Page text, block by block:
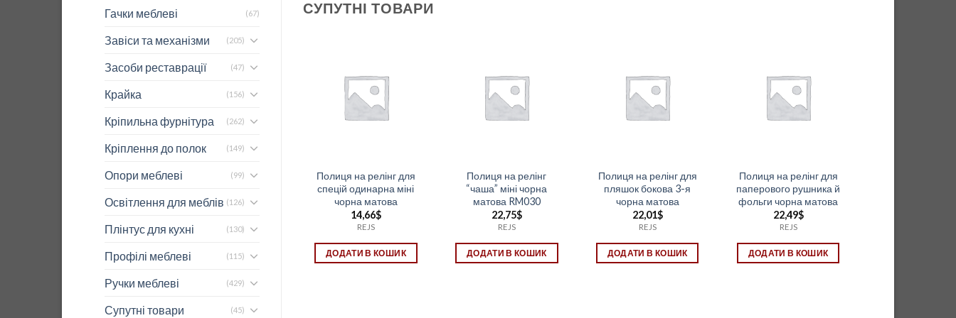
Гачки меблеві (67)
Завіси та механізми (205)
Засоби реставрації (47)
Крайка (156)
Кріпильна фурнітура (262)
Кріплення до полок (149)
Опори меблеві (99)
Освітлення для меблів (126)
Плінтус для кухні (130)
Профілі меблеві (115)
Ручки меблеві (429)
Супутні товари (45)
СУПУТНІ ТОВАРИ
Полиця на релінг для
спецій одинарна міні
чорна матова
14,66$
REJS
ДОДАТИ В КОШИК
Полиця на релінг
“чаша” міні чорна
матова RM030
22,75$
REJS
ДОДАТИ В КОШИК
Полиця на релінг для
пляшок бокова 3-я
чорна матова
22,01$
REJS
ДОДАТИ В КОШИК
Полиця на релінг для
паперового рушника й
фольги чорна матова
22,49$
REJS
ДОДАТИ В КОШИК
Полиця на релінг для
фольги чорна матова
ДОДАТИ В КОШИК
Полиця на релінг
матова RM030
REJS
ДОДАТИ В КОШИК